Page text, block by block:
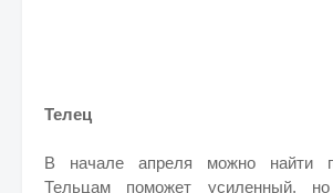
Телец
В начале апреля можно найти
Тельцам поможет усиленный, но